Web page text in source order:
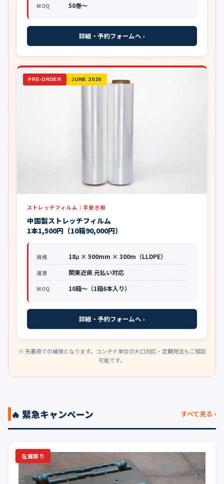
MOQ 50巻〜
詳細・予約フォームへ ›
PRE-ORDER JUNE 2026
ストレッチフィルム｜手巻き用
中国製ストレッチフィルム
1本1,500円（10箱90,000円）
規格 18μ × 500mm × 300m（LLDPE）
運賃 関東近県 元払い対応
MOQ 10箱〜（1箱6本入り）
詳細・予約フォームへ ›
※ 先着順での確保となります。コンテナ単位の大口対応・定期発注もご相談
可能です。
🔥 緊急キャンペーン すべて見る ›
在庫限り